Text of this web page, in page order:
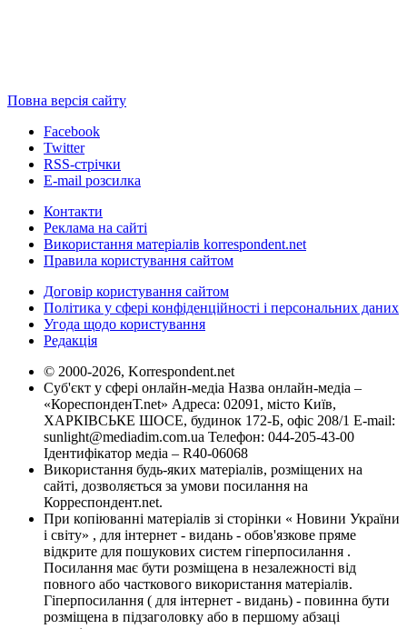
Повна версія сайту
Facebook
Twitter
RSS-стрічки
E-mail розсилка
Контакти
Реклама на сайті
Використання матеріалів korrespondent.net
Правила користування сайтом
Договір користування сайтом
Політика у сфері конфіденційності і персональних даних
Угода щодо користування
Редакція
© 2000-2026, Korrespondent.net
Суб'єкт у сфері онлайн-медіа Назва онлайн-медіа –
«КореспонденТ.net» Адреса: 02091, місто Київ,
ХАРКІВСЬКЕ ШОСЕ, будинок 172-Б, офіс 208/1 E-mail:
sunlight@mediadim.com.ua Телефон: 044-205-43-00
Ідентифікатор медіа – R40-06068
Використання будь-яких матеріалів, розміщених на
сайті, дозволяється за умови посилання на
Корреспондент.net.
При копіюванні матеріалів зі сторінки « Новини України
і світу» , для інтернет - видань - обов'язкове пряме
відкрите для пошукових систем гіперпосилання .
Посилання має бути розміщена в незалежності від
повного або часткового використання матеріалів.
Гіперпосилання ( для інтернет - видань) - повинна бути
розміщена в підзаголовку або в першому абзаці